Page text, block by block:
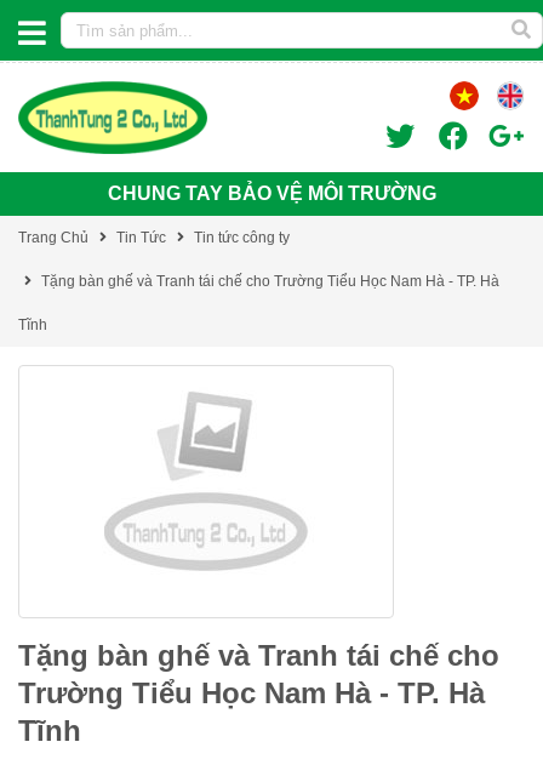
CHUNG TAY BẢO VỆ MÔI TRƯỜNG
Trang Chủ Tin Tức Tin tức công ty
Tặng bàn ghế và Tranh tái chế cho Trường Tiểu Học Nam Hà - TP. Hà
Tĩnh
Tặng bàn ghế và Tranh tái chế cho
Trường Tiểu Học Nam Hà - TP. Hà
Tĩnh